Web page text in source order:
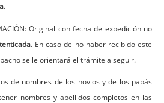
Original con fecha de expedición no
En caso de no haber recibido este
se le orientará el trámite a seguir.
de nombres de los novios y de los papás
nombres y apellidos completos en las